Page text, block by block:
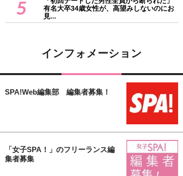
5
有名大卒34歳女性が、高望みしないのにお
見...
インフォメーション
SPA!Web編集部 編集者募集！
「女子SPA！」のフリーランス編
集者募集